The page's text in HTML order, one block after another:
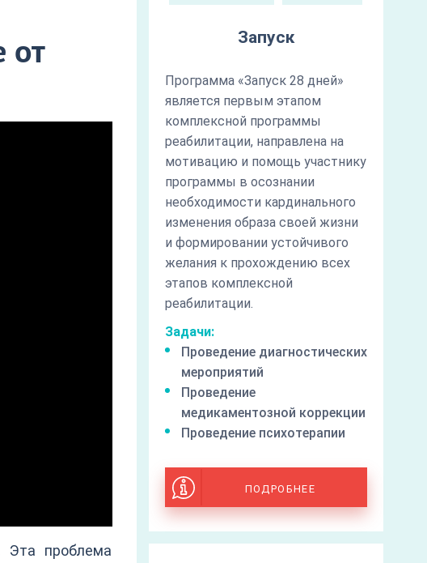
от
Эта проблема
Запуск
Программа «Запуск 28 дней»
является первым этапом
комплексной программы
реабилитации, направлена на
мотивацию и помощь участнику
программы в осознании
необходимости кардинального
изменения образа своей жизни
и формировании устойчивого
желания к прохождению всех
этапов комплексной
реабилитации.
Задачи:
Проведение диагностических
мероприятий
Проведение
медикаментозной коррекции
Проведение психотерапии
ПОДРОБНЕЕ